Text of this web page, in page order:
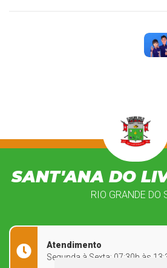
SANT'ANA DO
RIO GRANDE DO
Atendimento
Segunda à Sexta: 07:30h às